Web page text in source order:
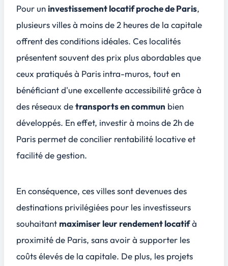
Pour uninvestissement locatif proche de Paris,
plusieurs villes à moins de 2 heures de la capitale
offrent des conditions idéales. Ces localités
présentent souvent des prix plus abordablesque
ceux pratiqués à Paris intra-muros, tout en
bénéficiant d'une excellente accessibilité grâce à
des réseaux detransports en commun bien
développés. En effet, investir à moins de 2h de
Paris permet de concilier rentabilité locative et
facilité de gestion.
En conséquence, ces villes sont devenues des
destinations privilégiées pour les investisseurs
souhaitant maximiser leur rendement locatifà
proximité de Paris, sans avoir à supporter les
coûts élevés de la capitale. De plus, les projets